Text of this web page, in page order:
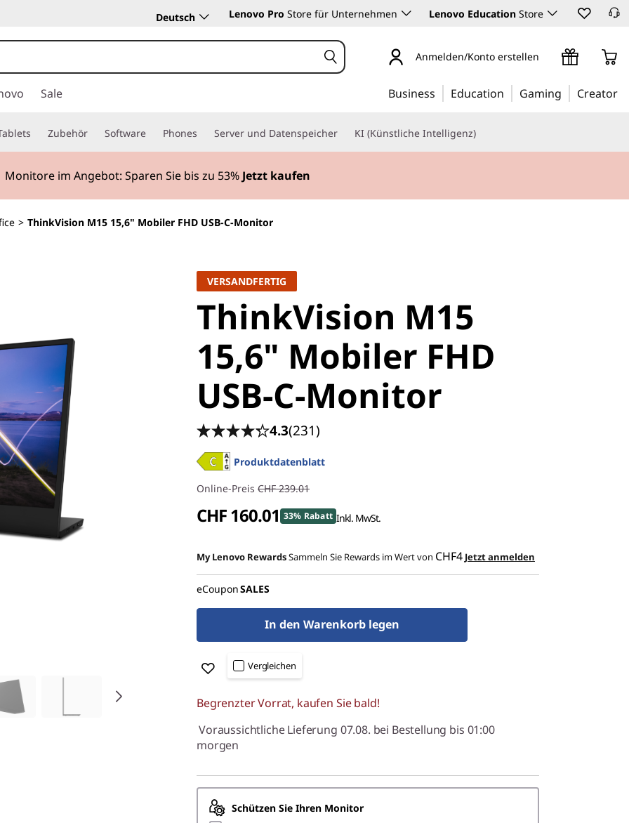
Deutsch Lenovo Pro Store für Unternehmen Lenovo Education Store
Anmelden/Konto erstellen
Sale Business Education Gaming Creator
Zubehör Software Phones Server und Datenspeicher KI (Künstliche Intelligenz)
Monitore im Angebot: Sparen Sie bis zu 53% Jetzt kaufen
> ThinkVision M15 15,6" Mobiler FHD USB-C-Monitor
VERSANDFERTIG
ThinkVision M15
15,6" Mobiler FHD
USB-C-Monitor
4.3(231)
Produktdatenblatt
Online-Preis CHF 239.01
CHF 160.01 33% Rabatt Inkl. MwSt.
My Lenovo RewardsSammeln Sie Rewards im Wert von CHF4 Jetzt anmelden
eCouponSALES
In den Warenkorb legen
Vergleichen
Begrenzter Vorrat, kaufen Sie bald!
Voraussichtliche Lieferung 07.08. bei Bestellung bis 01:00
morgen
Schützen Sie Ihren Monitor